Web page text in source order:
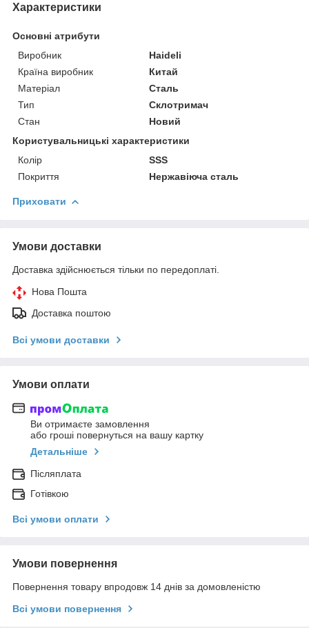
Характеристики
Основні атрибути
Виробник
Haideli
Країна виробник
Китай
Матеріал
Сталь
Тип
Склотримач
Стан
Новий
Користувальницькі характеристики
Колір
SSS
Покриття
Нержавіюча сталь
Приховати
Умови доставки
Доставка здійснюється тільки по передоплаті.
Нова Пошта
Доставка поштою
Всі умови доставки
Умови оплати
Ви отримаєте замовлення
або гроші повернуться на вашу картку
Детальніше
Післяплата
Готівкою
Всі умови оплати
Умови повернення
Повернення товару впродовж 14 днів за домовленістю
Всі умови повернення